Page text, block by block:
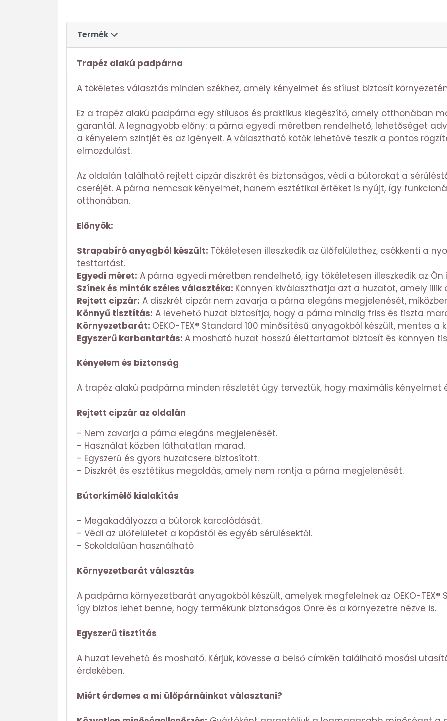
Termék
Trapéz alakú padpárna
A tökéletes választás minden székhez, amely kényelmet és stílust biztosít
Ez a trapéz alakú padpárna egy stílusos és praktikus kiegészítő, amely otthonában
garantál. A legnagyobb előny: a párna egyedi méretben rendelhető, lehetőséget
a kényelem szintjét és az igényeit. A választható kötők lehetővé teszik a pontos
elmozdulást.
Az oldalán található rejtett cipzár diszkrét és biztonságos, védi a bútorokat a
cseréjét. A párna nemcsak kényelmet, hanem esztétikai értéket is nyújt, így
otthonában.
Előnyök:
Strapabíró anyagból készült: Tökéletesen illeszkedik az ülőfelülethez, csökkenti a
testtartást.
Egyedi méret: A párna egyedi méretben rendelhető, így tökéletesen illeszkedik az Ön
Színek és minták széles választéka: Könnyen kiválaszthatja azt a huzatot, amely illik
Rejtett cipzár: A diszkrét cipzár nem zavarja a párna elegáns megjelenését,
Könnyű tisztítás: A levehető huzat biztosítja, hogy a párna mindig friss és tiszta
Környezetbarát: OEKO-TEX® Standard 100 minősítésű anyagokból készült, mentes a
Egyszerű karbantartás: A mosható huzat hosszú élettartamot biztosít és könnyen
Kényelem és biztonság
A trapéz alakú padpárna minden részletét úgy terveztük, hogy maximális kényelmet
Rejtett cipzár az oldalán
- Nem zavarja a párna elegáns megjelenését.
- Használat közben láthatatlan marad.
- Egyszerű és gyors huzatcsere biztosított.
- Diszkrét és esztétikus megoldás, amely nem rontja a párna megjelenését.
Bútorkímélő kialakítás
- Megakadályozza a bútorok karcolódását.
- Védi az ülőfelületet a kopástól és egyéb sérülésektől.
- Sokoldalúan használható
Környezetbarát választás
A padpárna környezetbarát anyagokból készült, amelyek megfelelnek az OEKO-TEX®
így biztos lehet benne, hogy termékünk biztonságos Önre és a környezetre nézve is.
Egyszerű tisztítás
A huzat levehető és mosható. Kérjük, kövesse a belső címkén található mosási
érdekében.
Miért érdemes a mi ülőpárnáinkat választani?